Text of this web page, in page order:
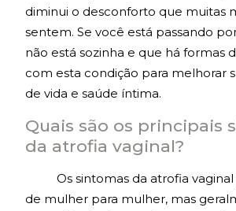
diminui o desconforto que muitas
sentem. Se você está passando
não está sozinha e que há formas
com esta condição para melhorar
de vida e saúde íntima.
Quais são os principais
da atrofia vaginal?
Os sintomas da atrofia
de mulher para mulher, mas